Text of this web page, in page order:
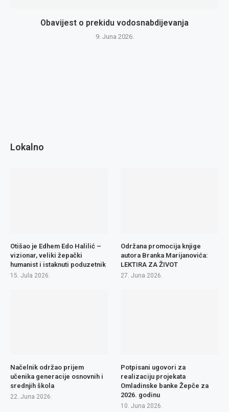
Obavijest o prekidu vodosnabdijevanja
9. Juna 2026.
Lokalno
Otišao je Edhem Edo Halilić –
vizionar, veliki žepački
humanist i istaknuti poduzetnik
15. Jula 2026.
Održana promocija knjige
autora Branka Marijanovića:
LEKTIRA ZA ŽIVOT
27. Juna 2026.
Načelnik održao prijem
učenika generacije osnovnih i
srednjih škola
22. Juna 2026.
Potpisani ugovori za
realizaciju projekata
Omladinske banke Žepče za
2026. godinu
10. Juna 2026.